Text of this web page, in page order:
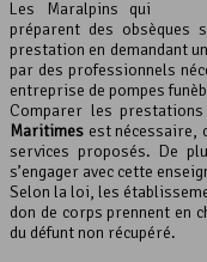
Les Maralpins qui
préparent des
prestation en demandant
par des professionnels
entreprise de pompes
Comparer les
Maritimes est nécessaire,
services proposés. De
s’engager avec cette
Selon la loi, les
don de corps prennent en
du défunt non récupéré.